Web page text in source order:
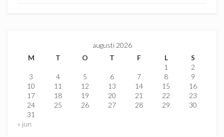
augusti 2026
M
T O T F L
S
1
2
3
4 5 6 7 8
9
10
11 12 13 14 15
16
17
18 19 20 21 22
23
24
25 26 27 28 29
30
31
« jun